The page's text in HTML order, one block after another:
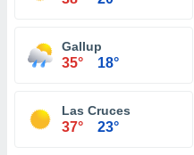
Gallup
35° 18°
Las Cruces
37° 23°